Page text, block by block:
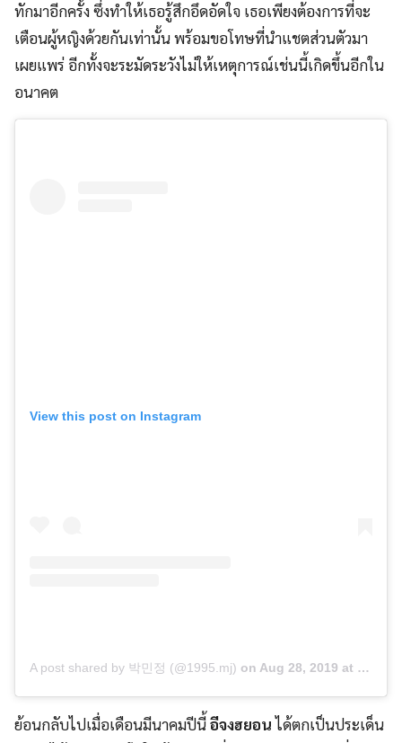
ทักมาอีกครั้ง ซึ่งทำให้เธอรู้สึกอึดอัดใจ เธอเพียงต้องการที่จะ
เตือนผู้หญิงด้วยกันเท่านั้น พร้อมขอโทษที่นำแชตส่วนตัวมา
เผยแพร่ อีกทั้งจะระมัดระวังไม่ให้เหตุการณ์เช่นนี้เกิดขึ้นอีกใน
อนาคต
View this post on Instagram
A post shared by 박민정 (@1995.mj) on Aug 28, 2019 at 2:30am PDT
ย้อนกลับไปเมื่อเดือนมีนาคมปีนี้อีจงฮยอนได้ตกเป็นประเด็น